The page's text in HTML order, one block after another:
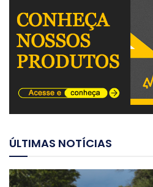
ÚLTIMAS NOTÍCIAS